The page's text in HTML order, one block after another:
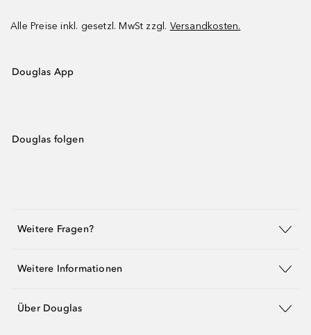
Alle Preise inkl. gesetzl. MwSt zzgl. Versandkosten.
Douglas App
Douglas folgen
Weitere Fragen?
Weitere Informationen
Über Douglas